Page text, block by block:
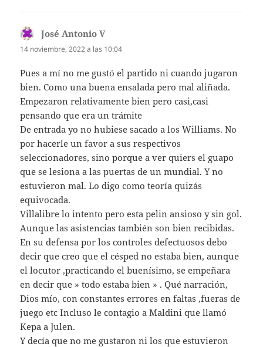
José Antonio Vdice:
14 noviembre, 2022 a las 10:04
Pues a mí no me gustó el partido ni cuando jugaron
bien. Como una buena ensalada pero mal aliñada.
Empezaron relativamente bien pero casi,casi
pensando que era un trámite
De entrada yo no hubiese sacado a los Williams. No
por hacerle un favor a sus respectivos
seleccionadores, sino porque a ver quiers el guapo
que se lesiona a las puertas de un mundial. Y no
estuvieron mal. Lo digo como teoría quizás
equivocada.
Villalibre lo intento pero esta pelin ansioso y sin gol.
Aunque las asistencias también son bien recibidas.
En su defensa por los controles defectuosos debo
decir que creo que el césped no estaba bien, aunque
el locutor ,practicando el buenísimo, se empeñara
en decir que » todo estaba bien » . Qué narración,
Dios mío, con constantes errores en faltas ,fueras de
juego etc Incluso le contagio a Maldini que llamó
Kepa a Julen.
Y decía que no me gustaron ni los que estuvieron